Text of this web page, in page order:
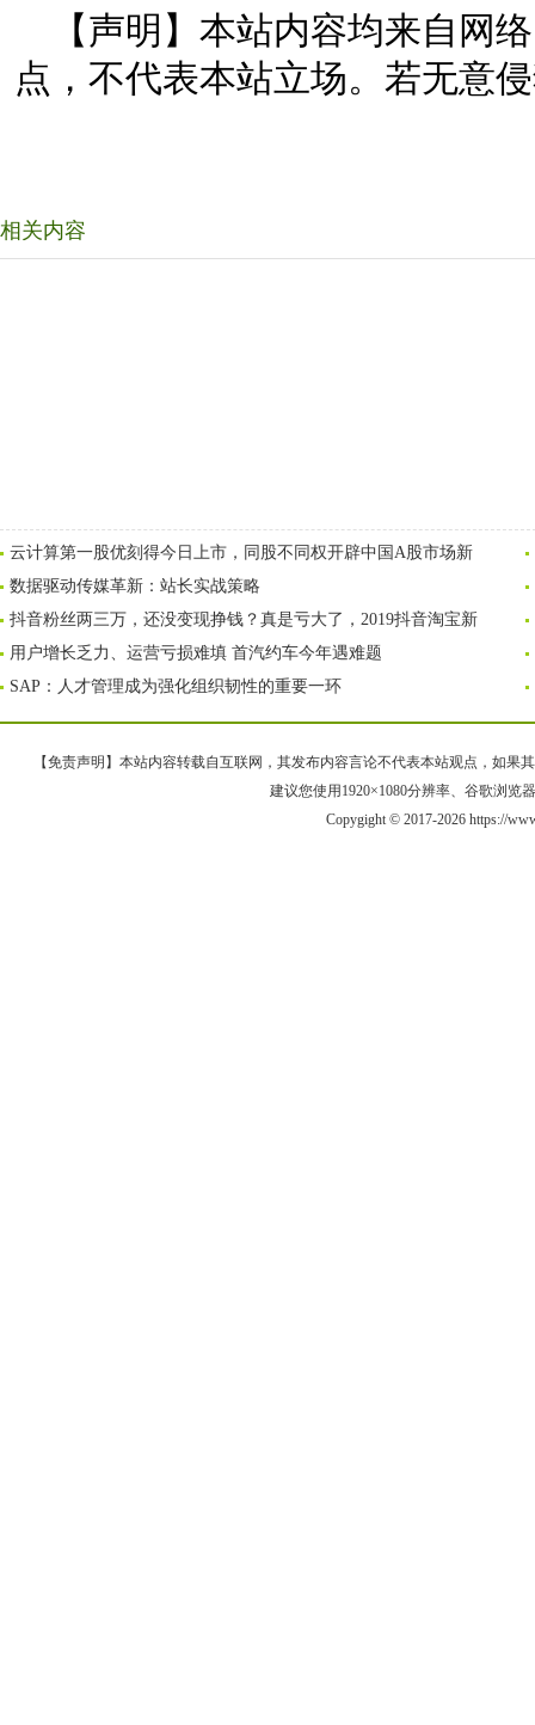
【声明】本站内容均来自网
点，不代表本站立场。若无意
相关内容
云计算第一股优刻得今日上市，同股不同权开辟中国A股市场新
数据驱动传媒革新：站长实战策略
抖音粉丝两三万，还没变现挣钱？真是亏大了，2019抖音淘宝新
用户增长乏力、运营亏损难填 首汽约车今年遇难题
SAP：人才管理成为强化组织韧性的重要一环
【免责声明】本站内容转载自互联网，其发布内容言论不代表本站观点，如果
建议您使用1920×1080分辨率、谷歌浏览
Copygight © 2017-2026 https://